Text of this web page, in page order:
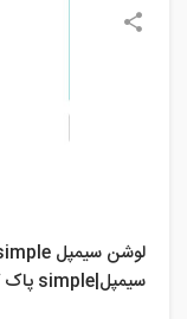
سیمپل|simple پاک کننده انواع آرایش